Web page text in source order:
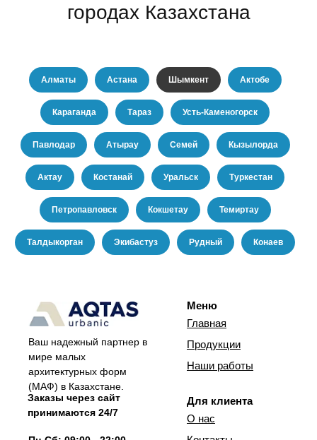
городах Казахстана
Алматы Астана Шымкент Актобе
Караганда Тараз Усть-Каменогорск
Павлодар Атырау Семей Кызылорда
Актау Костанай Уральск Туркестан
Петропавловск Кокшетау Темиртау
Талдыкорган Экибастуз Рудный Конаев
Меню
Ваш надежный партнер в
мире малых
архитектурных форм
(МАФ) в Казахстане.
Главная
Продукции
Наши работы
Для клиента
О нас
Заказы через сайт
принимаются 24/7